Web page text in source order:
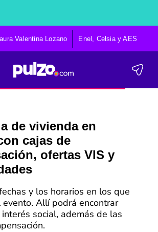
Valentina Lozano Enel, Celsia y AES
de vivienda en
cajas de
ofertas VIS y
y los horarios en los que
evento. Allí podrá encontrar
social, además de las